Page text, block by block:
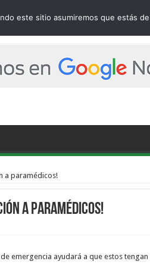
a paramédicos!
a paramédicos!
emergencia ayudará a que estos tengan
este sitio asumiremos que estás